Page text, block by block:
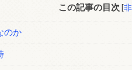
この記事の目次 [
のか